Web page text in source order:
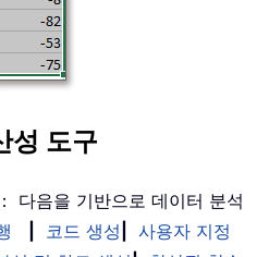
성 도구
： 다음을 기반으로 데이터 분석
코드 생성
사용자 지정